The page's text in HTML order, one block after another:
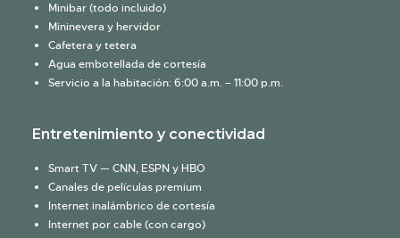
Minibar (todo incluido)
Mininevera y hervidor
Cafetera y tetera
Agua embotellada de cortesía
Servicio a la habitación: 6:00 a.m. – 11:00 p.m.
Entretenimiento y conectividad
Smart TV — CNN, ESPN y HBO
Canales de películas premium
Internet inalámbrico de cortesía
Internet por cable (con cargo)